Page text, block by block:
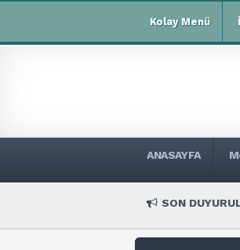
Kolay Menü
ANASAYFA
SON